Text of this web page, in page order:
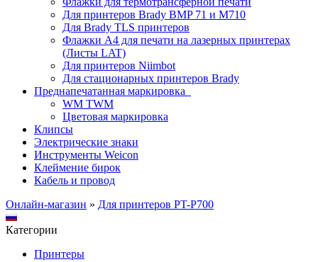
Для принтеров Brady BMP 71 и M710
Для Brady TLS принтеров
Флажки A4 для печати на лазерных принтерах
(Листы LAT)
Для принтеров Niimbot
Для стационарных принтеров Brady
Преднапечатанная маркировка
WM TWM
Цветовая маркировка
Клипсы
Электрические знаки
Инструменты Weicon
Клеймение бирок
Кабель и провод
Онлайн-магазин » Для принтеров PT-P700
Категории
Принтеры